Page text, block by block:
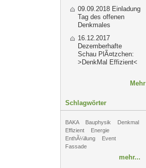
09.09.2018 Einladung
Tag des offenen
Denkmales
16.12.2017
Dezemberhafte
Schau PlÃ¤tzchen:
>DenkMal Effizient<
Mehr
Schlagwörter
BAKA Bauphysik
Denkmal
Effizient
Energie
EnthÃ¼llung
Event
Fassade
mehr...